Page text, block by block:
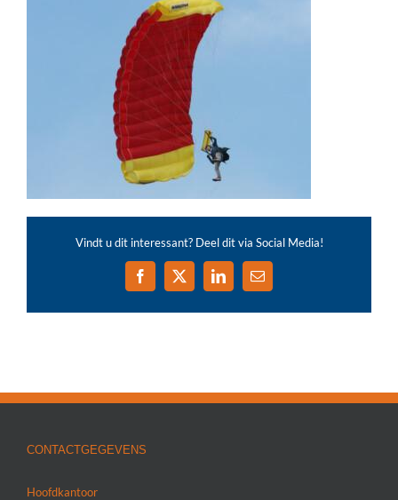
Vindt u dit interessant? Deel dit via Social Media!
Facebook
X LinkedIn
E-
CONTACTGEGEVENS
Hoofdkantoor